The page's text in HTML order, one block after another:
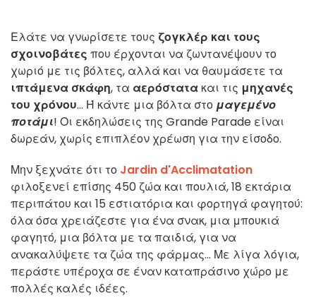
Ελάτε να γνωρίσετε τους ζογκλέρ και τους
σχοινοβάτες που έρχονται να ζωντανέψουν το
χωριό με τις βόλτες, αλλά και να θαυμάσετε τα
ιπτάμενα σκάφη, τα αερόστατα και τις μηχανές
του χρόνου... Ή κάντε μια βόλτα στο μαγεμένο
ποτάμι! Οι εκδηλώσεις της Grande Parade είναι
δωρεάν, χωρίς επιπλέον χρέωση για την είσοδο.
Μην ξεχνάτε ότι το Jardin d'Acclimatation
φιλοξενεί επίσης 450 ζώα και πουλιά, 18 εκτάρια
περιπάτου και 15 εστιατόρια και φορτηγά φαγητού:
όλα όσα χρειάζεστε για ένα σνακ, μια μπουκιά
φαγητό, μια βόλτα με τα παιδιά, για να
ανακαλύψετε τα ζώα της φάρμας... Με λίγα λόγια,
περάστε υπέροχα σε έναν καταπράσινο χώρο με
πολλές καλές ιδέες.